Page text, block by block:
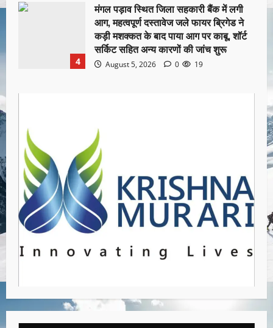
4
मंगल पड़ाव स्थित जिला सहकारी बैंक में लगी
आग, महत्वपूर्ण दस्तावेज जले फायर ब्रिगेड ने
कड़ी मशक्कत के बाद पाया आग पर काबू, शॉर्ट
सर्किट सहित अन्य कारणों की जांच शुरू
August 5, 2026 0 19